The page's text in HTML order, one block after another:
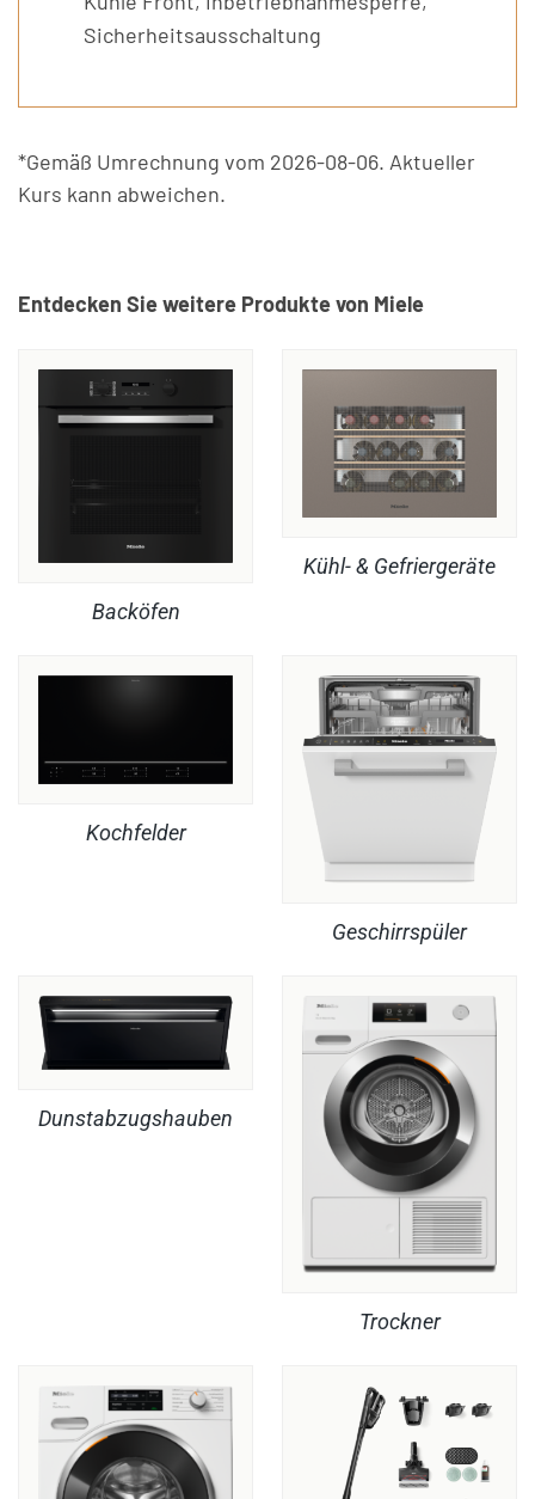
Sicherheitsausschaltung
*Gemäß Umrechnung vom 2026-08-06. Aktueller
Kurs kann abweichen.
Entdecken Sie weitere Produkte von Miele
Backöfen
Kühl- & Gefriergeräte
Kochfelder
Geschirrspüler
Dunstabzugshauben
Trockner